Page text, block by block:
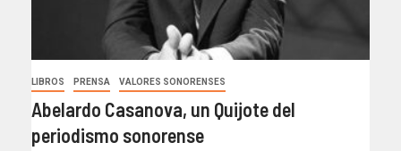
LIBROS PRENSA VALORES SONORENSES
Abelardo Casanova, un Quijote del
periodismo sonorense